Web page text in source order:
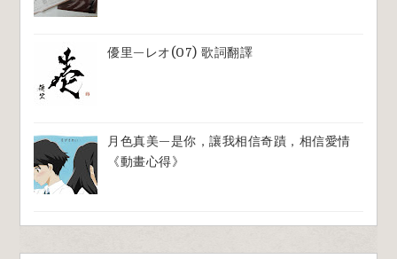
優里—レオ(07) 歌詞翻譯
月色真美—是你，讓我相信奇蹟，相信愛情
《動畫心得》